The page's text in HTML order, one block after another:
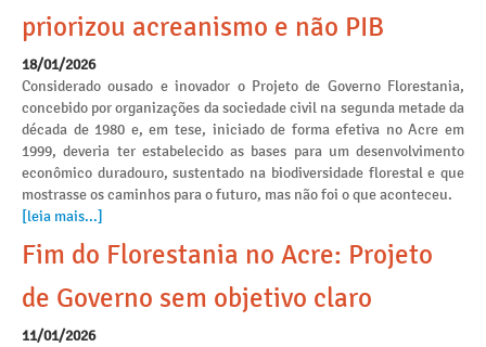
priorizou acreanismo e não PIB
18/01/2026
Considerado ousado e inovador o Projeto de Governo Florestania,
concebido por organizações da sociedade civil na segunda metade da
década de 1980 e, em tese, iniciado de forma efetiva no Acre em
1999, deveria ter estabelecido as bases para um desenvolvimento
econômico duradouro, sustentado na biodiversidade florestal e que
mostrasse os caminhos para o futuro, mas não foi o que aconteceu.
[leia mais...]
Fim do Florestania no Acre: Projeto
de Governo sem objetivo claro
11/01/2026